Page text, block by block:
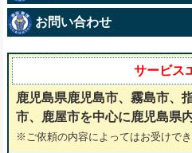
お問い合わせ
サービス
鹿児島県鹿児島市、霧島市、
市、鹿屋市を中心に鹿児島県
※ご依頼の内容によってはお受けで